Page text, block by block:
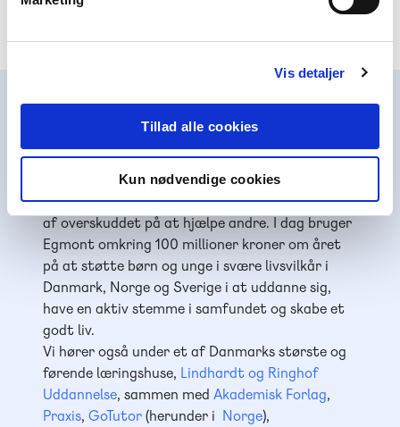
Vis detaljer
Tillad alle cookies
Kun nødvendige cookies
Alinea støtter børn og unge
Alinea er en del af Egmont, der er Nordens
største mediekoncern. Som erhvervs-drivende
fond har Egmont i mere end 100 år brugt en del
af overskuddet på at hjælpe andre. I dag bruger
Egmont omkring 100 millioner kroner om året
på at støtte børn og unge i svære livsvilkår i
Danmark, Norge og Sverige i at uddanne sig,
have en aktiv stemme i samfundet og skabe et
godt liv.
Vi hører også under et af Danmarks største og
førende læringshuse, Lindhardt og Ringhof
Uddannelse, sammen med Akademisk Forlag,
Praxis, GoTutor(herunder i Norge),